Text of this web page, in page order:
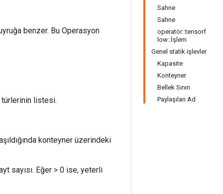
Sahne
Sahne
operatör::tensorf
low::İşlem
Genel statik işlevler
Kapasite
Konteyner
Bellek Sınırı
Paylaşılan Ad
benzer. Bu Operasyon
listesi.
konteyner üzerindeki
sayısı. Eğer > 0 ise, yeterli